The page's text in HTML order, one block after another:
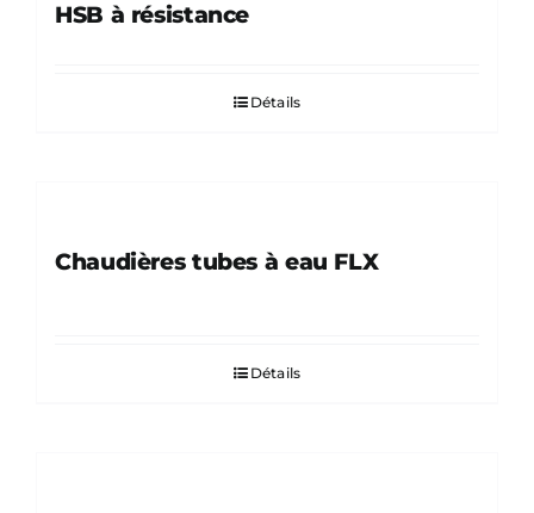
HSB à résistance
Détails
Chaudières tubes à eau FLX
Détails